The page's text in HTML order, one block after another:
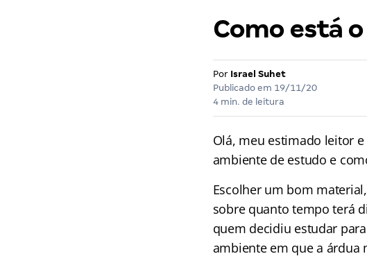
Como está
Por Israel Suhet
Publicado em 19/11/20
4 min. de leitura
Olá, meu estimado leitor
ambiente de estudo e
Escolher um bom
sobre quanto tempo terá
quem decidiu estudar
ambiente em que a árdua